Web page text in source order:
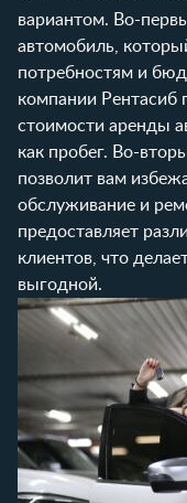
вариантом. Во-
автомобиль,
потребностям и
компании Рентасиб
стоимости аренды
как пробег. Во-
позволит вам
обслуживание и
предоставляет
клиентов, что
выгодной.